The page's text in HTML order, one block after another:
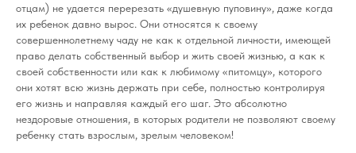
отцам) не удается перерезать «душевную пуповину», даже когда
их ребенок давно вырос. Они относятся к своему
совершеннолетнему чаду не как к отдельной личности, имеющей
право делать собственный выбор и жить своей жизнью, а как к
своей собственности или как к любимому «питомцу», которого
они хотят всю жизнь держать при себе, полностью контролируя
его жизнь и направляя каждый его шаг. Это абсолютно
нездоровые отношения, в которых родители не позволяют своему
ребенку стать взрослым, зрелым человеком!